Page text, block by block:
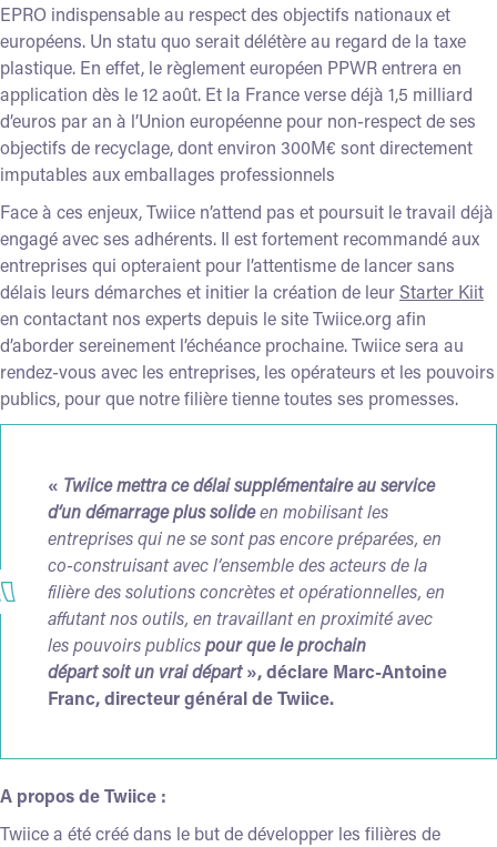
EPRO indispensable au respect des objectifs nationaux et
européens. Un statu quo serait délétère au regard de la taxe
plastique. En effet, le règlement européen PPWR entrera en
application dès le 12 août. Et la France verse déjà 1,5 milliard
d’euros par an à l’Union européenne pour non-respect de ses
objectifs de recyclage, dont environ 300M€ sont directement
imputables aux emballages professionnels
Face à ces enjeux, Twiice n’attend pas et poursuit le travail déjà
engagé avec ses adhérents. Il est fortement recommandé aux
entreprises qui opteraient pour l’attentisme de lancer sans
délais leurs démarches et initier la création de leur Starter Kiit
en contactant nos experts depuis le site Twiice.org afin
d’aborder sereinement l’échéance prochaine. Twiice sera au
rendez-vous avec les entreprises, les opérateurs et les pouvoirs
publics, pour que notre filière tienne toutes ses promesses.
« Twiice mettra ce délai supplémentaire au service
d’un démarrage plus solideen mobilisant les
entreprises qui ne se sont pas encore préparées, en
co-construisant avec l’ensemble des acteurs de la
filière des solutions concrètes et opérationnelles, en
affutant nos outils, en travaillant en proximité avec
les pouvoirs publicspour que le prochain
départ soit un vrai départ», déclare Marc-Antoine
Franc, directeur général de Twiice.
A propos de Twiice :
Twiice a été créé dans le but de développer les filières de